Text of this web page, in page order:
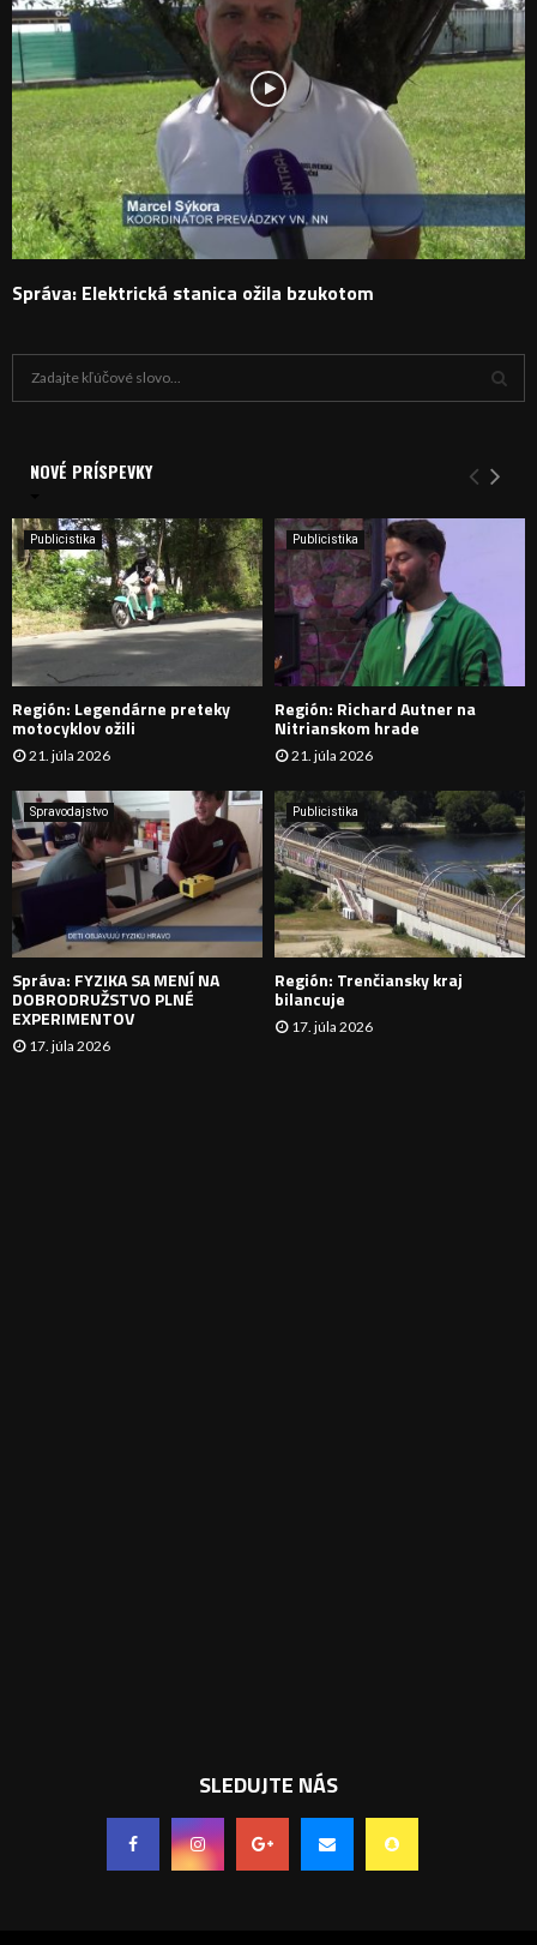
Správa: Elektrická stanica ožila bzukotom
i
e
:
Y
H
D
A
N
I
E
NOVÉ PRÍSPEVKY
Publicistika
Región: Legendárne preteky
motocyklov ožili
21. júla 2026
Publicistika
Región: Richard Autner na
Nitrianskom hrade
21. júla 2026
Spravodajstvo
Správa: FYZIKA SA MENÍ NA
DOBRODRUŽSTVO PLNÉ
EXPERIMENTOV
17. júla 2026
Publicistika
Región: Trenčiansky kraj
bilancuje
17. júla 2026
SLEDUJTE NÁS